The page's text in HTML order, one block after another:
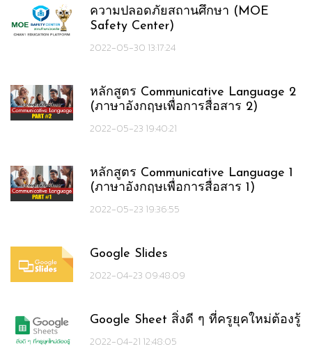
ความปลอดภัยสถานศึกษา (MOE
Safety Center)
2022-05-30 13:17:24
หลักสูตร Communicative Language 2
(ภาษาอังกฤษเพื่อการสื่อสาร 2)
2022-05-23 19:40:21
หลักสูตร Communicative Language 1
(ภาษาอังกฤษเพื่อการสื่อสาร 1)
2022-05-23 19:36:55
Google Slides
2022-04-23 09:48:09
Google Sheet สิ่งดี ๆ ที่ครูยุคใหม่ต้องรู้
2022-04-21 12:48:05